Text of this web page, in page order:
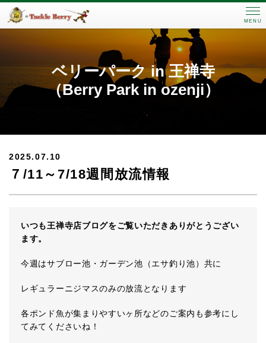
MENU
ベリーパーク in 王禅寺
（Berry Park in ozenji）
2025.07.10
７/11～7/18週間放流情報
いつも王禅寺店ブログをご覧いただきありがとうござい
ます。
今週はサブロー池・ガーデン池（エサ釣り池）共に
レギュラーニジマスのみの放流となります
各ポンド魚が集まりやすいヶ所などのご案内も参考にし
てみてくださいね！